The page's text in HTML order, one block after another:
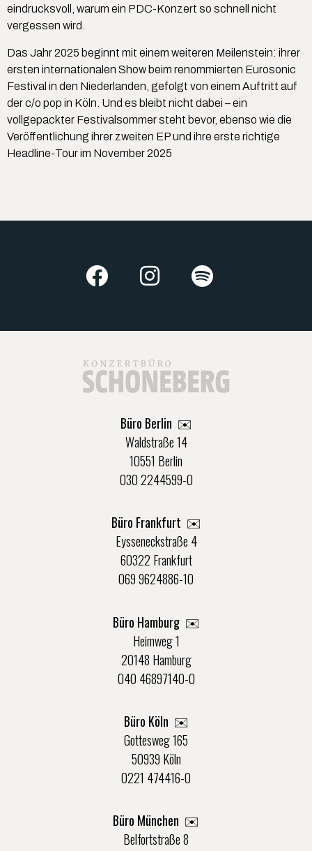
eindrucksvoll, warum ein PDC-Konzert so schnell nicht
vergessen wird.
Das Jahr 2025 beginnt mit einem weiteren Meilenstein: ihrer
ersten internationalen Show beim renommierten Eurosonic
Festival in den Niederlanden, gefolgt von einem Auftritt auf
der c/o pop in Köln. Und es bleibt nicht dabei – ein
vollgepackter Festivalsommer steht bevor, ebenso wie die
Veröffentlichung ihrer zweiten EP und ihre erste richtige
Headline-Tour im November 2025
Büro Berlin ✉️
Waldstraße 14
10551 Berlin
030 2244599-0
Büro Frankfurt ✉️
Eysseneckstraße 4
60322 Frankfurt
069 9624886-10
Büro Hamburg ✉️
Heimweg 1
20148 Hamburg
040 46897140-0
Büro Köln ✉️
Gottesweg 165
50939 Köln
0221 474416-0
Büro München ✉️
Belfortstraße 8